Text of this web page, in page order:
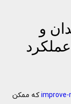
و
که ممکن